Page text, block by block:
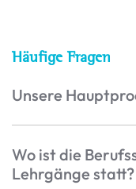
Häufige Fragen
Unsere
Wo ist die
Lehrgänge statt?